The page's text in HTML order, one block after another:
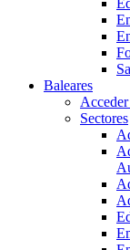
Baleares
Sectores